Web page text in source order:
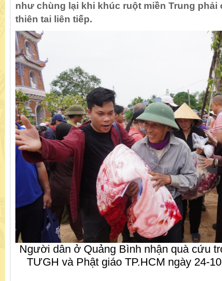
như chùng lại khi khúc ruột miền Trung
thiên tai liên tiếp.
Người dân ở Quảng Bình nhận quà cứu
TƯGH và Phật giáo TP.HCM ngày 24-